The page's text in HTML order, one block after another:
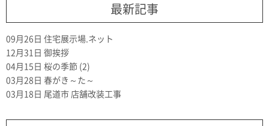
最新記事
09月26日 住宅展示場.ネット
12月31日 御挨拶
04月15日 桜の季節 (2)
03月28日 春がき～た～
03月18日 尾道市 店舗改装工事